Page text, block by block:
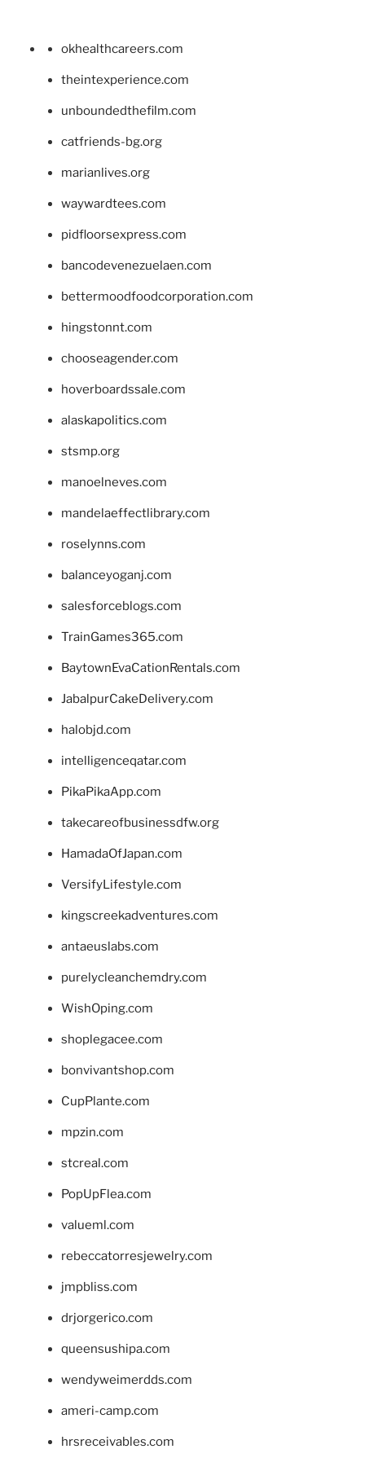
okhealthcareers.com
theintexperience.com
unboundedthefilm.com
catfriends-bg.org
marianlives.org
waywardtees.com
pidfloorsexpress.com
bancodevenezuelaen.com
bettermoodfoodcorporation.com
hingstonnt.com
chooseagender.com
hoverboardssale.com
alaskapolitics.com
stsmp.org
manoelneves.com
mandelaeffectlibrary.com
roselynns.com
balanceyoganj.com
salesforceblogs.com
TrainGames365.com
BaytownEvaCationRentals.com
JabalpurCakeDelivery.com
halobjd.com
intelligenceqatar.com
PikaPikaApp.com
takecareofbusinessdfw.org
HamadaOfJapan.com
VersifyLifestyle.com
kingscreekadventures.com
antaeuslabs.com
purelycleanchemdry.com
WishOping.com
shoplegacee.com
bonvivantshop.com
CupPlante.com
mpzin.com
stcreal.com
PopUpFlea.com
valueml.com
rebeccatorresjewelry.com
jmpbliss.com
drjorgerico.com
queensushipa.com
wendyweimerdds.com
ameri-camp.com
hrsreceivables.com